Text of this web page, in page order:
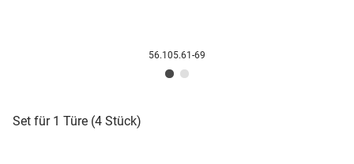
56.105.61-69
Set für 1 Türe (4 Stück)